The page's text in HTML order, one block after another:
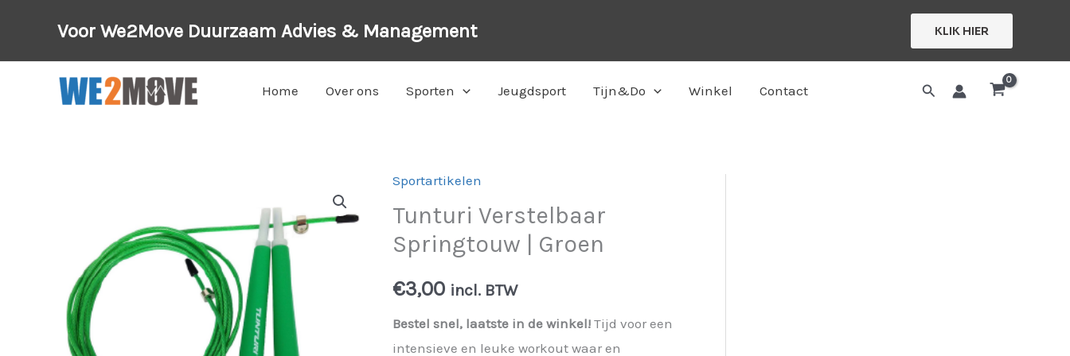
de
Voor We2Move Duurzaam Advies & Management KLIK HIER
Home Over ons Sporten Jeugdsport Tijn&Do Winkel Contact Zoeken
Sportartikelen
Tunturi Verstelbaar
Springtouw | Groen
€3,00 incl. BTW
Bestel snel, laatste in de winkel!Tijd voor een
intensieve en leuke workout waar en